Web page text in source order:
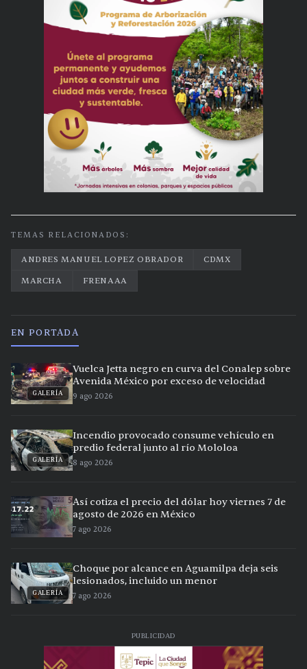
TEMAS RELACIONADOS:
ANDRES MANUEL LOPEZ OBRADOR
CDMX
MARCHA
FRENAAA
EN PORTADA
GALERÍA
Vuelca Jetta negro en curva del Conalep sobre
Avenida México por exceso de velocidad
9 ago 2026
GALERÍA
Incendio provocado consume vehículo en
predio federal junto al río Mololoa
8 ago 2026
Así cotiza el precio del dólar hoy viernes 7 de
agosto de 2026 en México
7 ago 2026
GALERÍA
Choque por alcance en Aguamilpa deja seis
lesionados, incluido un menor
7 ago 2026
PUBLICIDAD